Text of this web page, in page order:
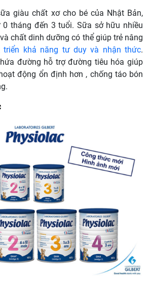
giàu chất xơ cho bé của Nhật Bản,
tháng đến 3 tuổi. Sữa sở hữu nhiều
chất dinh dưỡng có thể giúp trẻ nâng
triển khả năng tư duy và nhận thức.
đường hỗ trợ đường tiêu hóa giúp
động ổn định hơn , chống táo bón